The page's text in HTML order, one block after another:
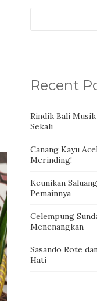
Recent
Rindik Bali
Sekali
Canang Kayu
Merinding!
Keunikan
Pemainnya
Celempung
Menenangkan
Sasando Rote
Hati